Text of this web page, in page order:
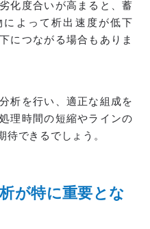
化度合いが高まると、蓄
よって析出速度が低下
につながる場合もありま
析を行い、適正な組成を
理時間の短縮やラインの
待できるでしょう。
が特に重要とな